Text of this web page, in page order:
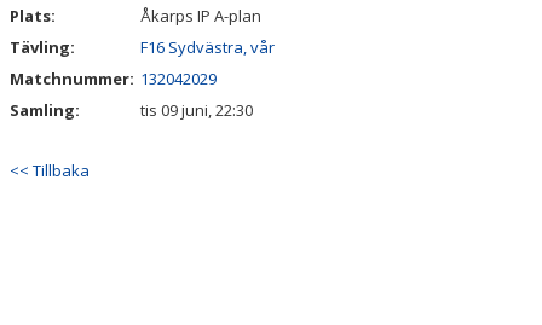
Plats:
Åkarps IP A-plan
Tävling:
F16 Sydvästra, vår
Matchnummer: 132042029
Samling:
tis 09 juni, 22:30
<< Tillbaka